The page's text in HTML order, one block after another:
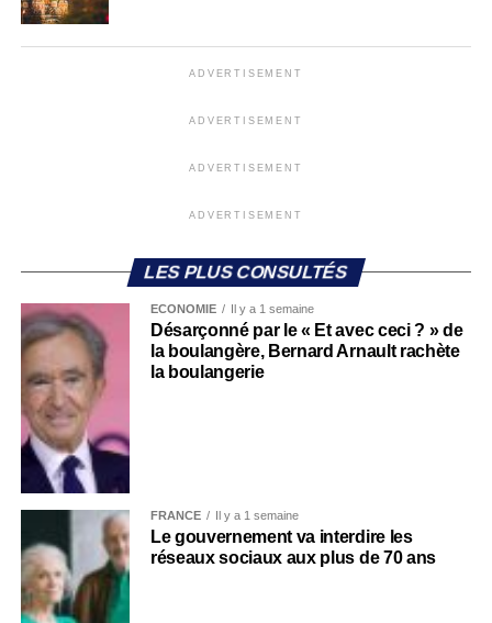
ADVERTISEMENT
ADVERTISEMENT
ADVERTISEMENT
ADVERTISEMENT
LES PLUS CONSULTÉS
ECONOMIE Il y a 1 semaine
Désarçonné par le « Et avec ceci ? » de
la boulangère, Bernard Arnault rachète
la boulangerie
FRANCE Il y a 1 semaine
Le gouvernement va interdire les
réseaux sociaux aux plus de 70 ans